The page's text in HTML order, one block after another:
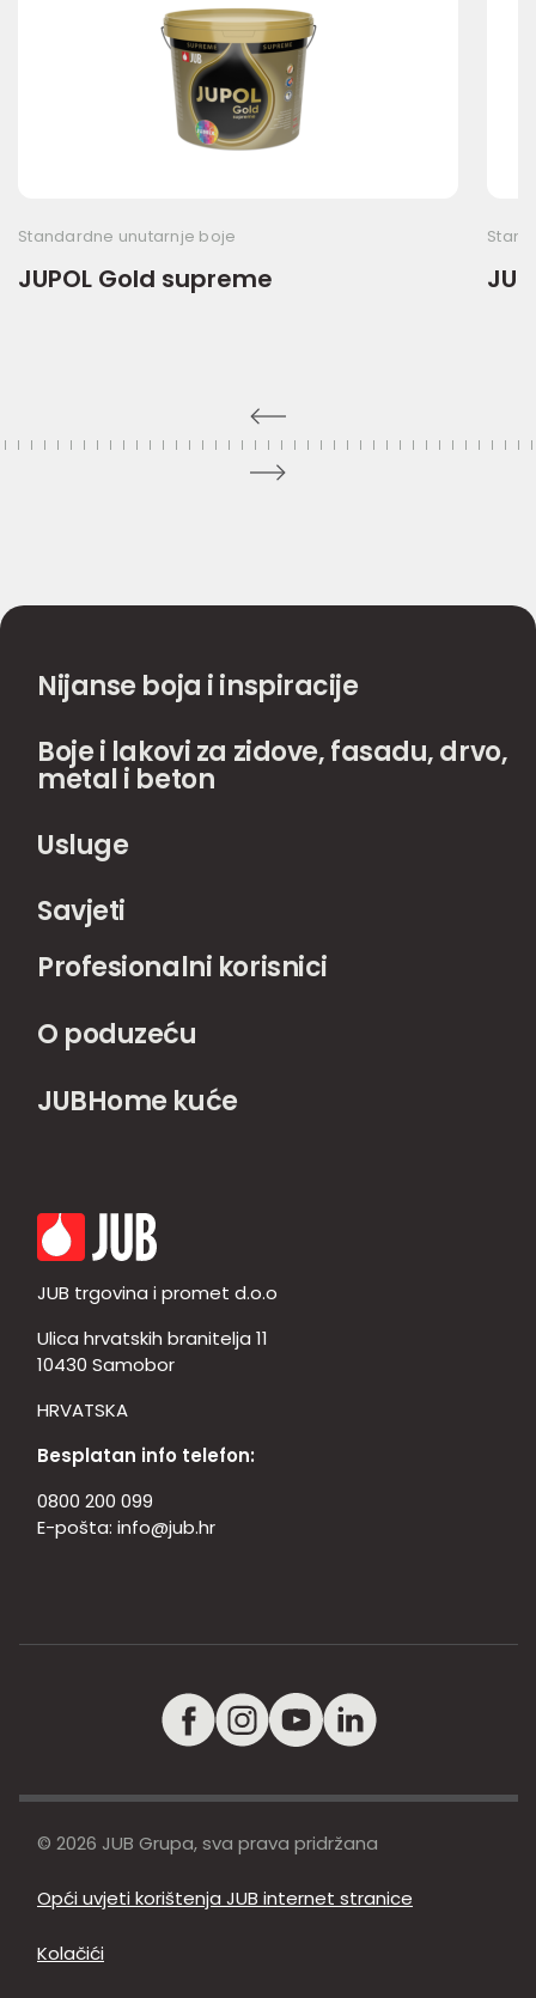
Standardne unutarnje boje
JUPOL Gold supreme
Nijanse boja i inspiracije
Boje i lakovi za zidove, fasadu, drvo,
metal i beton
Usluge
Savjeti
Profesionalni korisnici
O poduzeću
JUBHome kuće
JUB trgovina i promet d.o.o
Ulica hrvatskih branitelja 11
10430 Samobor
HRVATSKA
Besplatan info telefon:
0800 200 099
E-pošta: info@jub.hr
© 2026 JUB Grupa, sva prava pridržana
Opći uvjeti korištenja JUB internet stranice
Kolačići